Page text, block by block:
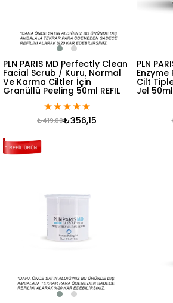
PLN PARIS MD Perfectly Clean
Facial Scrub / Kuru, Normal
Ve Karma Ciltler İçin
Granüllü Peeling 50ml REFIL
★★★★★
₺356,15
₺419,00
PLN
Cilt
Jel 50ml